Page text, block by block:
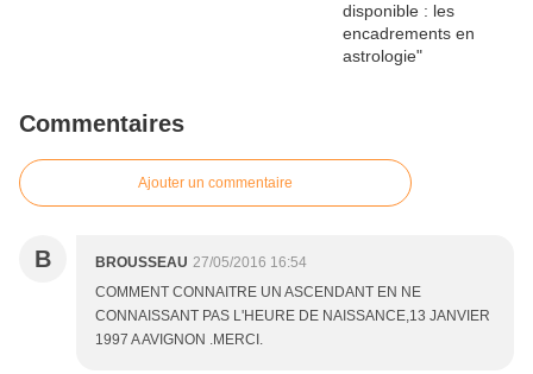
Commentaires
Ajouter un commentaire
B BROUSSEAU 27/05/2016 16:54
COMMENT CONNAITRE UN ASCENDANT EN NE
CONNAISSANT PAS L'HEURE DE NAISSANCE,13 JANVIER
1997 A AVIGNON .MERCI.